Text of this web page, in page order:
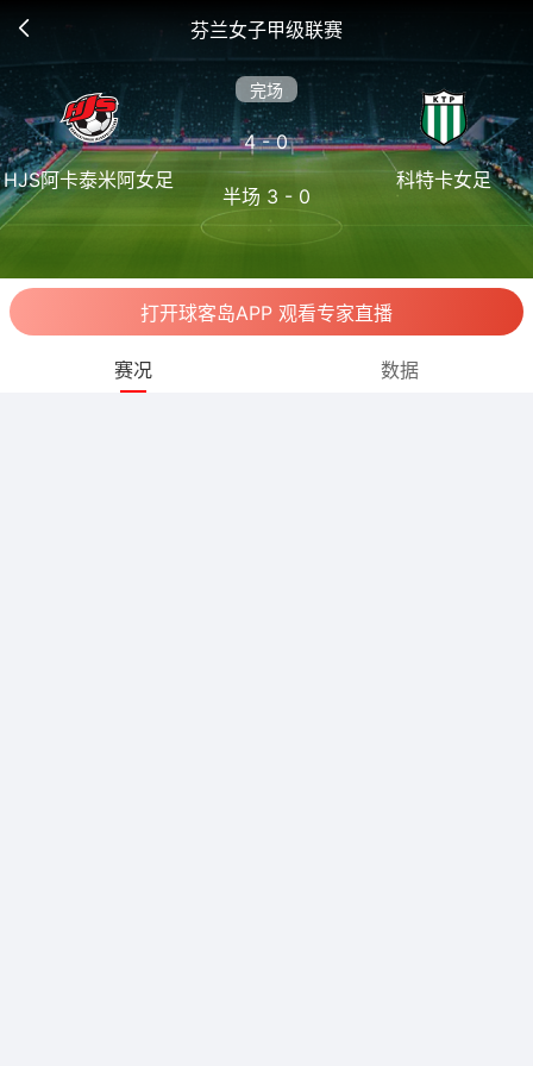
芬兰女子甲级联赛
HJS阿卡泰米阿女足
完场
4 - 0
半场 3 - 0
科特卡女足
打开球客岛APP 观看专家直播
赛况 数据